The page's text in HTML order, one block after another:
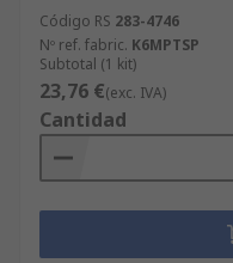
Código RS 283-4746
Nº ref. fabric. K6MPTSP
Subtotal (1 kit)
23,76 €(exc. IVA)
Cantidad